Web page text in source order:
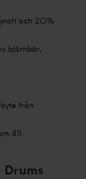
och 20%
björnbär,
från
411
Drums